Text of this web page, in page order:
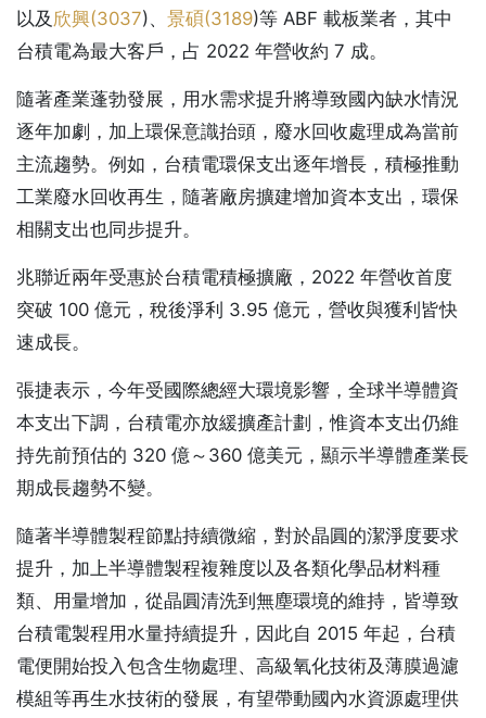
以及 欣興(3037)、 景碩(3189)等 ABF 載板業者，其中
台積電為最大客戶，占 2022 年營收約 7 成。
隨著產業蓬勃發展，用水需求提升將導致國內缺水情況
逐年加劇，加上環保意識抬頭，廢水回收處理成為當前
主流趨勢。例如，台積電環保支出逐年增長，積極推動
工業廢水回收再生，隨著廠房擴建增加資本支出，環保
相關支出也同步提升。
兆聯近兩年受惠於台積電積極擴廠，2022 年營收首度
突破 100 億元，稅後淨利 3.95 億元，營收與獲利皆快
速成長。
張捷表示，今年受國際總經大環境影響，全球半導體資
本支出下調，台積電亦放緩擴產計劃，惟資本支出仍維
持先前預估的 320 億～360 億美元，顯示半導體產業長
期成長趨勢不變。
隨著半導體製程節點持續微縮，對於晶圓的潔淨度要求
提升，加上半導體製程複雜度以及各類化學品材料種
類、用量增加，從晶圓清洗到無塵環境的維持，皆導致
台積電製程用水量持續提升，因此自 2015 年起，台積
電便開始投入包含生物處理、高級氧化技術及薄膜過濾
模組等再生水技術的發展，有望帶動國內水資源處理供